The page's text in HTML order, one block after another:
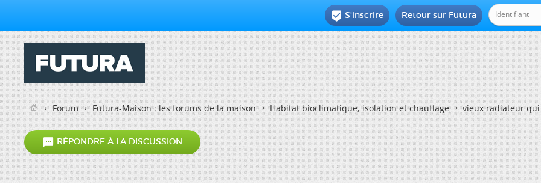
Retour sur Futura
 S'inscrire
Forum Futura-Maison : les forums de la maison Habitat bioclimatique, isolation et chauffage vieux radiateur
 RÉPONDRE À LA DISCUSSION